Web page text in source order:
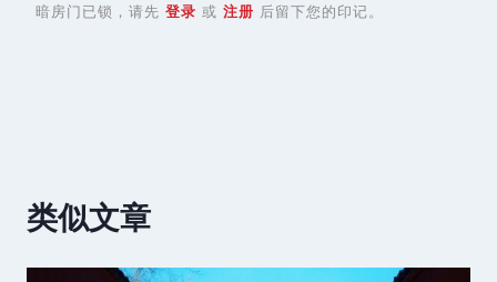
暗房门已锁，请先 登录 或 注册 后留下您的印记。
类似文章